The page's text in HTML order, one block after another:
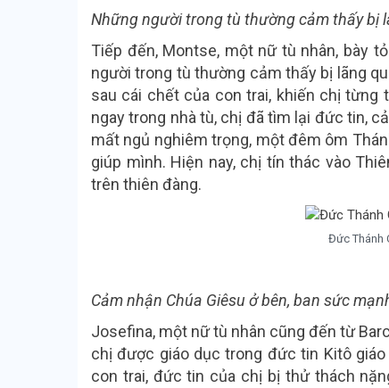
Những người trong tù thường cảm thấy bị
Tiếp đến, Montse, một nữ tù nhân, bày
người trong tù thường cảm thấy bị lãng
sau cái chết của con trai, khiến chị từng
ngay trong nhà tù, chị đã tìm lại đức tin,
mất ngủ nghiêm trọng, một đêm ôm
giúp mình. Hiện nay, chị tín thác vào
trên thiên đàng.
Đức Thánh
Cảm nhận Chúa Giêsu ở bên, ban sức
Josefina, một nữ tù nhân cũng đến từ
chị được giáo dục trong đức tin Kitô giáo
con trai, đức tin của chị bị thử thách